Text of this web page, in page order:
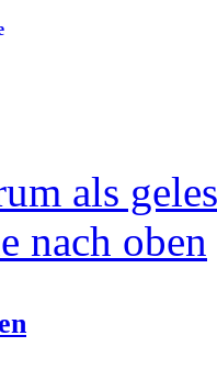
als
nach oben